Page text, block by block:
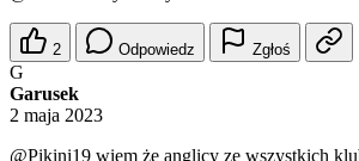
2 Odpowiedz Zgłoś
G
Garusek
2 maja 2023
@Pikini19 wiem że anglicy ze wszystkich